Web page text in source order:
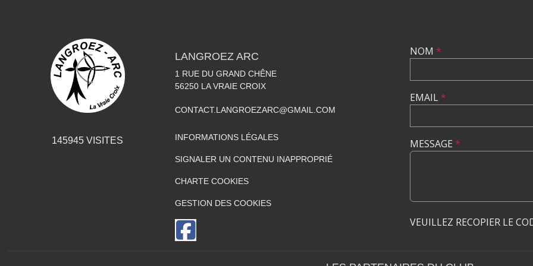
145945 VISITES
LANGROEZ ARC
1 RUE DU GRAND CHÊNE
56250 LA VRAIE CROIX
CONTACT.LANGROEZARC@GMAIL.COM
INFORMATIONS LÉGALES
SIGNALER UN CONTENU INAPPROPRIÉ
CHARTE COOKIES
GESTION DES COOKIES
NOM *
EMAIL*
MESSAGE *
VEUILLEZ RECOPIER LE